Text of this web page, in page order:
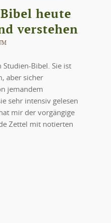
heute
verstehen
Bibel. Sie ist
aber sicher
jemandem
sehr intensiv gelesen
mir der vorgängige
Zettel mit notierten